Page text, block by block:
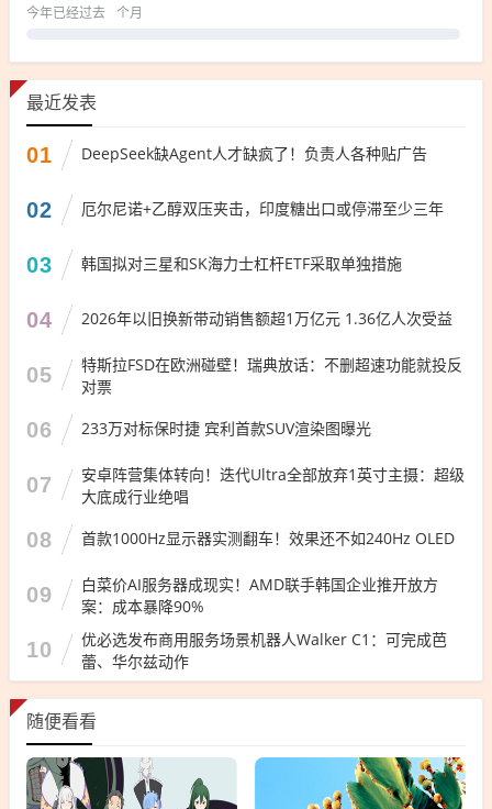
今年已经过去 个月
最近发表
01 DeepSeek缺Agent人才缺疯了！负责人各种贴广告
02 厄尔尼诺+乙醇双压夹击，印度糖出口或停滞至少三年
03 韩国拟对三星和SK海力士杠杆ETF采取单独措施
04 2026年以旧换新带动销售额超1万亿元 1.36亿人次受益
05
特斯拉FSD在欧洲碰壁！瑞典放话：不删超速功能就投反
对票
06 233万对标保时捷 宾利首款SUV渲染图曝光
07
安卓阵营集体转向！迭代Ultra全部放弃1英寸主摄：超级
大底成行业绝唱
08 首款1000Hz显示器实测翻车！效果还不如240Hz OLED
09
白菜价AI服务器成现实！AMD联手韩国企业推开放方
案：成本暴降90%
10
优必选发布商用服务场景机器人Walker C1：可完成芭
蕾、华尔兹动作
随便看看